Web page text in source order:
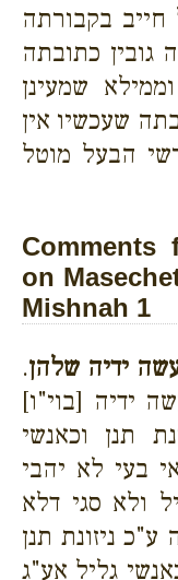
בקבורתה
גובין כתובתה
שמעינן
שעכשיו אין
הבעל מוטל
Comments
on
Mishnah 1
ידיה שלהן.
ידיה [בוי"ו]
תנן וכאנשי
בעי לא יהבי
ולא סגי דלא
ניזונת תנן
גליל אע"ג